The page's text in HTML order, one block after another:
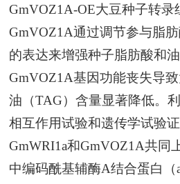
GmVOZ1A-OE大豆种子转录
GmVOZ1A通过调节参与脂
的表达来增强种子脂肪酸和
GmVOZ1A基因功能丧失导
油（TAG）含量显著降低。
相互作用试验和遗传学试验
GmWRI1a和GmVOZ1A共同
中编码酰基辅酶A结合蛋白（